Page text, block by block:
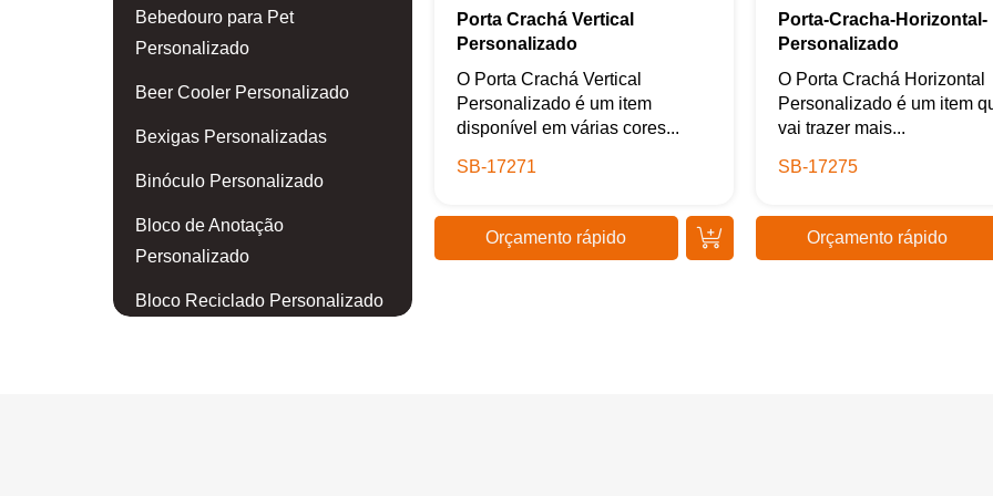
Bebedouro para Pet
Personalizado
Beer Cooler Personalizado
Bexigas Personalizadas
Binóculo Personalizado
Bloco de Anotação
Personalizado
Bloco Reciclado Personalizado
Porta Crachá Vertical
Personalizado
O Porta Crachá Vertical
Personalizado é um item
disponível em várias cores...
SB-17271
Orçamento rápido
Porta-Cracha-Horizontal-
Personalizado
O Porta Crachá Horizontal
Personalizado é um item
vai trazer mais...
SB-17275
Orçamento rápido